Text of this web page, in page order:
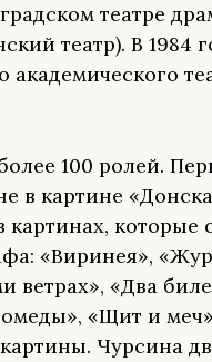
театре
театр). В 1984
100 ролей.
в картине
которые
«Виринея»,
ветрах», «Два
«Щит и
Чурсина